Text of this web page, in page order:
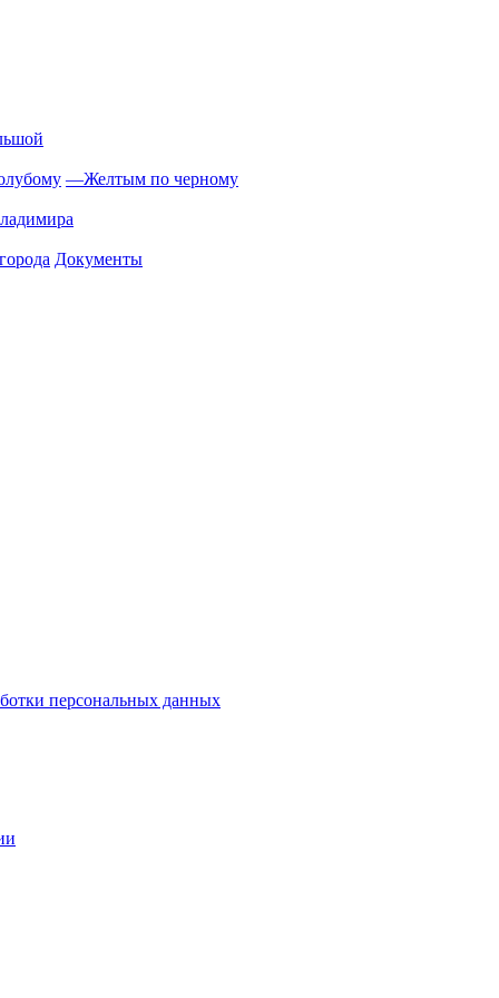
—Желтым по черному
Документы
персональных данных